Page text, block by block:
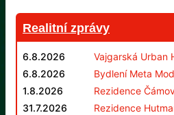
Realitní zprávy
6.8.2026 Vajgarská Urban
6.8.2026
Bydlení Meta
1.8.2026
Rezidence
31.7.2026
Rezidence